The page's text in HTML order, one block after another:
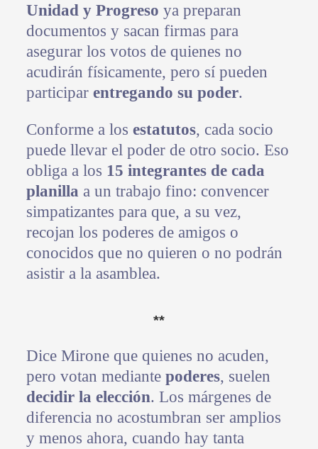
Unidad y Progreso ya preparan
documentos y sacan firmas para
asegurar los votos de quienes no
acudirán físicamente, pero sí pueden
participar entregando su poder.
Conforme a los estatutos, cada socio
puede llevar el poder de otro socio. Eso
obliga a los 15 integrantes de cada
planilla a un trabajo fino: convencer
simpatizantes para que, a su vez,
recojan los poderes de amigos o
conocidos que no quieren o no podrán
asistir a la asamblea.
**
Dice Mirone que quienes no acuden,
pero votan mediante poderes, suelen
decidir la elección. Los márgenes de
diferencia no acostumbran ser amplios
y menos ahora, cuando hay tanta